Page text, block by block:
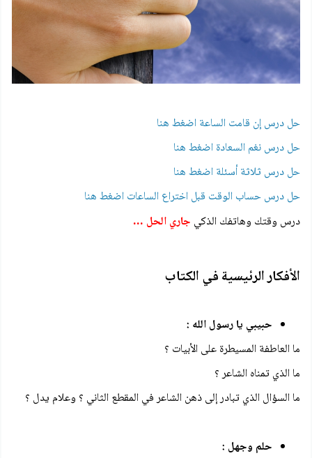
حل درس إن قامت الساعة اضغط هنا
حل درس نغم السعادة اضغط هنا
حل درس ثلاثة أسئلة اضغط هنا
حل درس حساب الوقت قبل اختراع الساعات اضغط هنا
درس وقتك وهاتفك الذكي جاري الحل …
الأفكار الرئيسية في الكتاب
حبيبي يا رسول الله :
ما العاطفة المسيطرة على الأبيات ؟
ما الذي تمناه الشاعر ؟
ما السؤال الذي تبادر إلى ذهن الشاعر في المقطع الثاني ؟ وعلام يدل ؟
حلم وجهل :